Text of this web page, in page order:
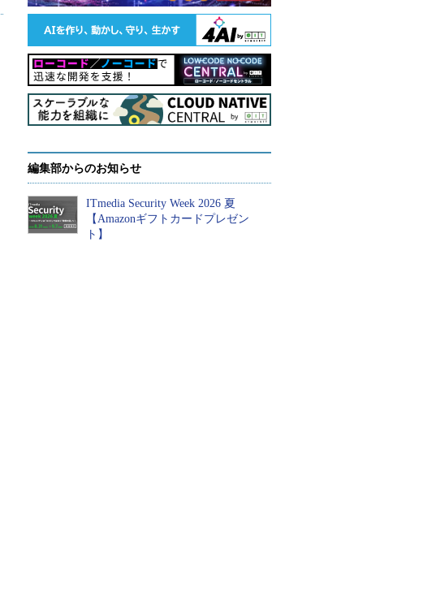
編集部からのお知らせ
ITmedia Security Week 2026 夏
【Amazonギフトカードプレゼン
ト】